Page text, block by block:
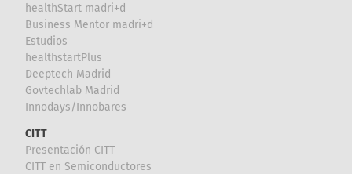
healthStart madri+d
Business Mentor madri+d
Estudios
healthstartPlus
Deeptech Madrid
Govtechlab Madrid
Innodays/Innobares
CITT
Presentación CITT
CITT en Semiconductores